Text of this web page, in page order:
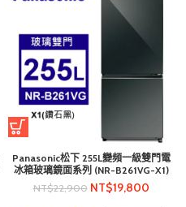
Panasonic松下 255L變頻一級雙門電
冰箱玻璃鏡面系列 (NR-B261VG-X1)
NT$22,900 NT$19,800